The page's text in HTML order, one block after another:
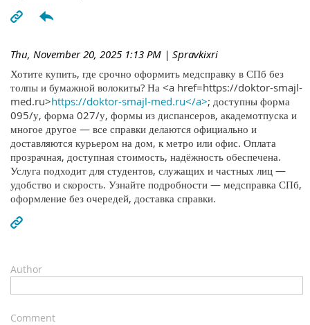
Thu, November 20, 2025 1:13 PM | Spravkixri
Хотите купить, где срочно оформить медсправку в СПб без
толпы и бумажной волокиты? На <a href=https://doktor-smajl-
med.ru>https://doktor-smajl-med.ru</a>; доступны форма
095/у, форма 027/у, формы из диспансеров, академотпуска и
многое другое — все справки делаются официально и
доставляются курьером на дом, к метро или офис. Оплата
прозрачная, доступная стоимость, надёжность обеспечена.
Услуга подходит для студентов, служащих и частных лиц —
удобство и скорость. Узнайте подробности — медсправка СПб,
оформление без очередей, доставка справки.
Author
Comment